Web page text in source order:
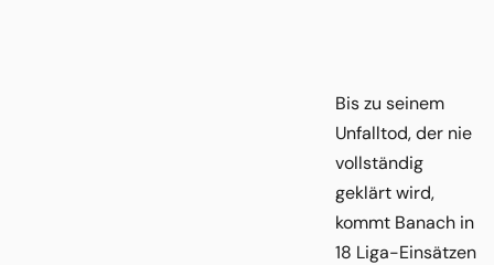
Bis zu seinem
Unfalltod, der nie
vollständig
geklärt wird,
kommt Banach in
18 Liga-Einsätzen